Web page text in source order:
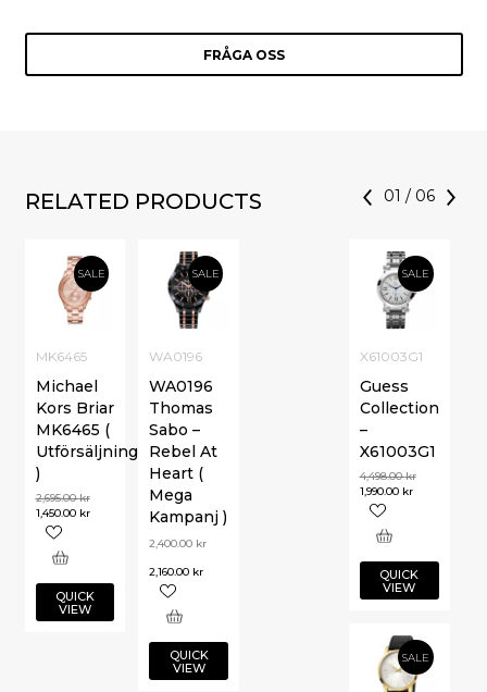
FRÅGA OSS
RELATED PRODUCTS 01 / 06
SALE
MK6465
Michael
Kors Briar
MK6465 (
Utförsäljning
)
2,695.00kr
1,450.00 kr
QUICK
VIEW
SALE
X61003G1
Guess
Collection
–
X61003G1
4,498.00kr
1,990.00 kr
QUICK
VIEW
SALE
WA0196
WA0196
Thomas
Sabo –
Rebel At
Heart (
Mega
Kampanj )
2,400.00 kr
2,160.00 kr
QUICK
VIEW
SALE